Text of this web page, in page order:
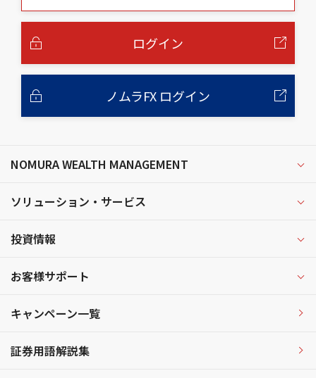
ログイン
ノムラFX ログイン
NOMURA WEALTH MANAGEMENT
ソリューション・サービス
投資情報
お客様サポート
キャンペーン一覧
証券用語解説集